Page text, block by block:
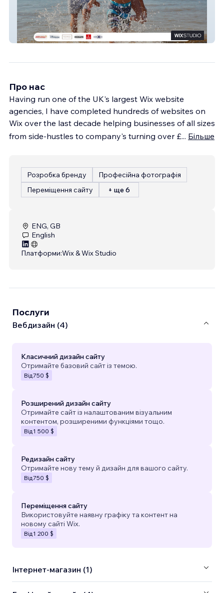
Hashtag Travel Group
Про нас
Having run one of the UK's largest Wix website
agencies, I have completed hundreds of websites on
Wix over the last decade helping businesses of all sizes
from side-hustles to company's turning over £... Більше
Розробка бренду
Професійна фотографія
Переміщення сайту
+ ще 6
ENG, GB
English
Платформи:Wix & Wix Studio
Послуги
Вебдизайн (4)
Класичний дизайн сайту
Отримайте базовий сайт із темою.
Від750 $
Розширений дизайн сайту
Отримайте сайт із налаштованим візуальним
контентом, розширеними функціями тощо.
Від1 500 $
Редизайн сайту
Отримайте нову тему й дизайн для вашого сайту.
Від750 $
Переміщення сайту
Використовуйте наявну графіку та контент на
новому сайті Wix.
Від1 200 $
Інтернет-магазин (1)